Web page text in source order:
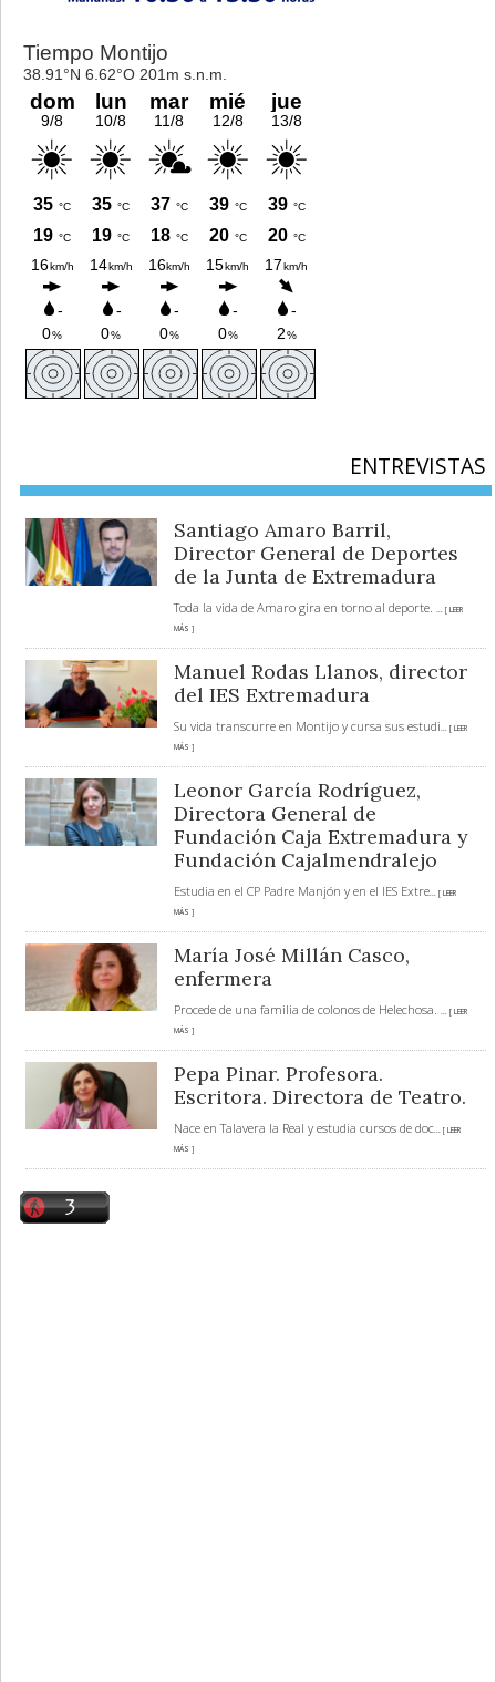
ENTREVISTAS
Santiago Amaro Barril,
Director General de Deportes
de la Junta de Extremadura
Toda la vida de Amaro gira en torno al deporte.
... [ LEER
MÁS ]
Manuel Rodas Llanos, director
del IES Extremadura
Su vida transcurre en Montijo y cursa sus estudi... [ LEER
MÁS ]
Leonor García Rodríguez,
Directora General de
Fundación Caja Extremadura y
Fundación Cajalmendralejo
Estudia en el CP Padre Manjón y en el IES Extre... [ LEER
MÁS ]
María José Millán Casco,
enfermera
Procede de una familia de colonos de Helechosa.
... [ LEER
MÁS ]
Pepa Pinar. Profesora.
Escritora. Directora de Teatro.
Nace en Talavera la Real y estudia cursos de doc... [ LEER
MÁS ]